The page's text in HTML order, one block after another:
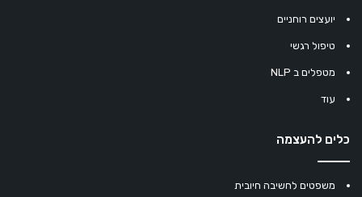
יועצים רוחניים
טיפול רגשי
מטפלים ב NLP
עוד
כלים להעצמה
משפטים לחשיבה חיובית